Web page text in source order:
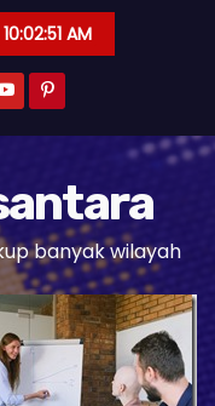
10:02:52 AM
banyak wilayah